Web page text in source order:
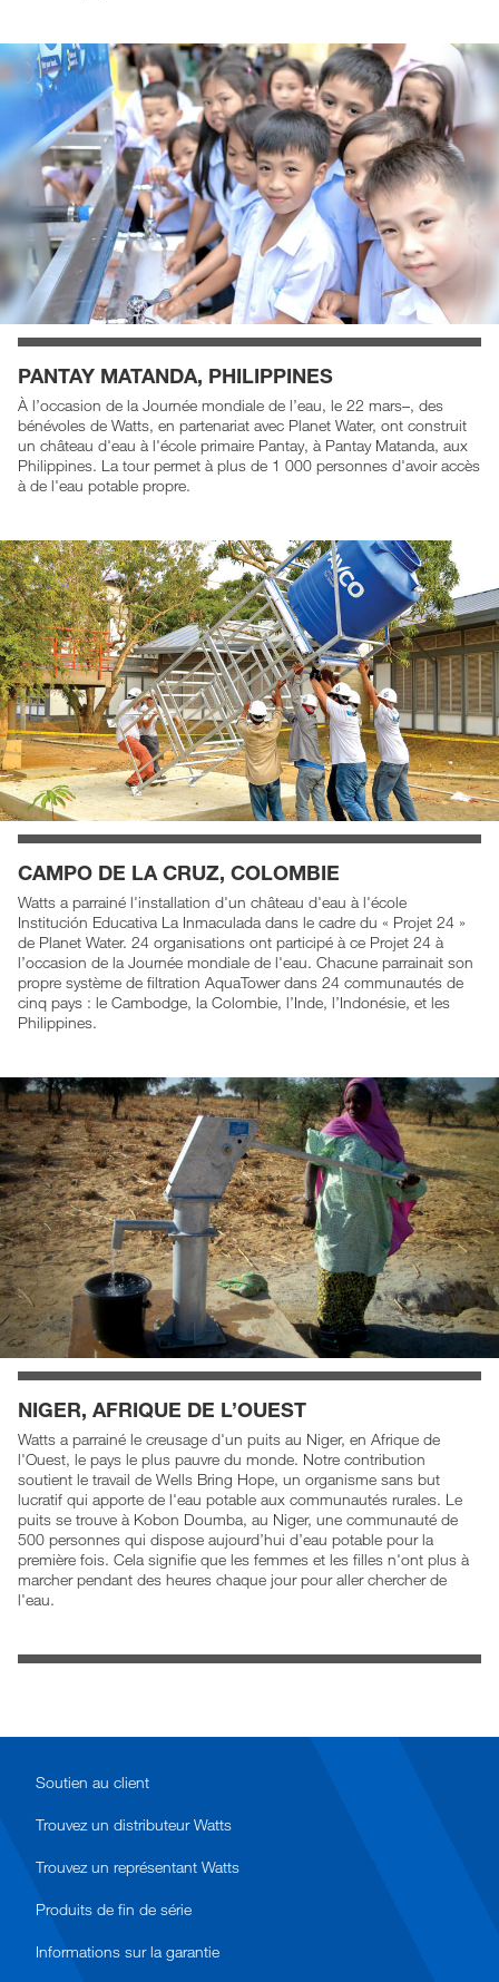
PANTAY MATANDA, PHILIPPINES
À l’occasion de la Journée mondiale de l’eau, le 22 mars–, des
bénévoles de Watts, en partenariat avec Planet Water, ont construit
un château d'eau à l'école primaire Pantay, à Pantay Matanda, aux
Philippines. La tour permet à plus de 1 000 personnes d'avoir accès
à de l'eau potable propre.
CAMPO DE LA CRUZ, COLOMBIE
Watts a parrainé l'installation d'un château d'eau à l'école
Institución Educativa La Inmaculada dans le cadre du « Projet 24 »
de Planet Water. 24 organisations ont participé à ce Projet 24 à
l’occasion de la Journée mondiale de l'eau. Chacune parrainait son
propre système de filtration AquaTower dans 24 communautés de
cinq pays : le Cambodge, la Colombie, l’Inde, l’Indonésie, et les
Philippines.
NIGER, AFRIQUE DE L’OUEST
Watts a parrainé le creusage d'un puits au Niger, en Afrique de
l'Ouest, le pays le plus pauvre du monde. Notre contribution
soutient le travail de Wells Bring Hope, un organisme sans but
lucratif qui apporte de l'eau potable aux communautés rurales. Le
puits se trouve à Kobon Doumba, au Niger, une communauté de
500 personnes qui dispose aujourd’hui d’eau potable pour la
première fois. Cela signifie que les femmes et les filles n'ont plus à
marcher pendant des heures chaque jour pour aller chercher de
l'eau.
Soutien au client
Trouvez un distributeur Watts
Trouvez un représentant Watts
Produits de fin de série
Informations sur la garantie